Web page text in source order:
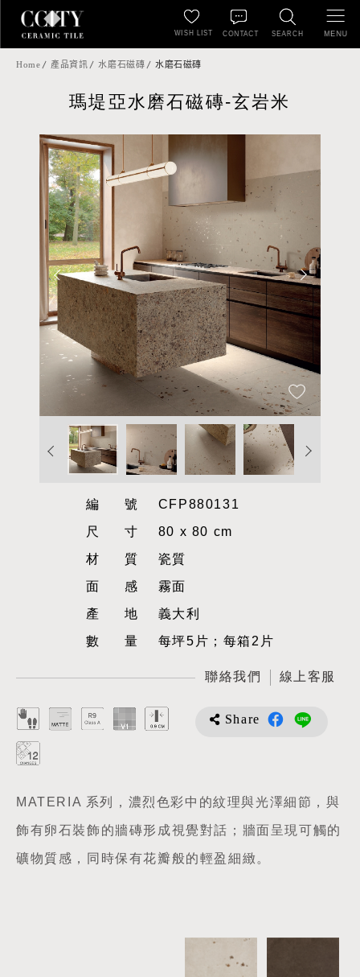
SEARCH
WISH LIST CONTACT MENU
Home 產品資訊 水磨石磁磚 水磨石磁磚
瑪堤亞水磨石磁磚-玄岩米
編號CFP880131
尺寸80 x 80 cm
材質瓷質
面感霧面
產地義大利
數量每坪5片；每箱2片
聯絡我們 線上客服
Share
MATERIA 系列，濃烈色彩中的紋理與光澤細節，與
飾有卵石裝飾的牆磚形成視覺對話；牆面呈現可觸的
礦物質感，同時保有花瓣般的輕盈細緻。